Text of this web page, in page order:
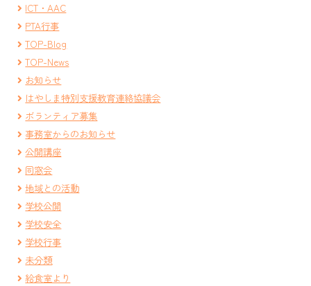
ICT・AAC
PTA行事
TOP-Blog
TOP-News
お知らせ
はやしま特別支援教育連絡協議会
ボランティア募集
事務室からのお知らせ
公開講座
同窓会
地域との活動
学校公開
学校安全
学校行事
未分類
給食室より